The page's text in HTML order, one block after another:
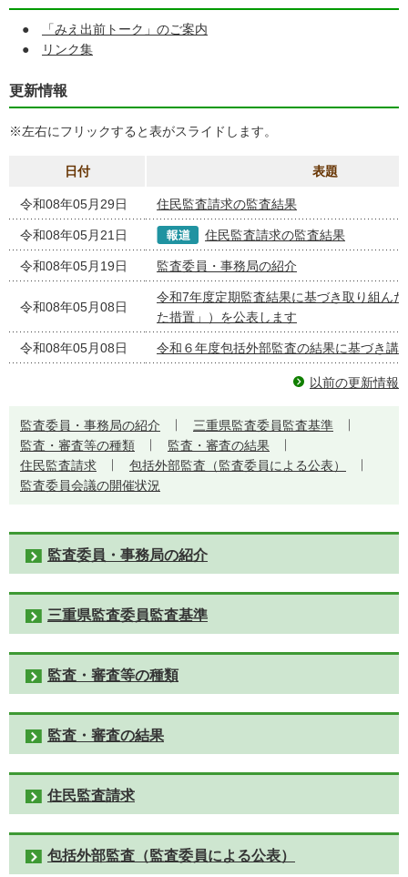
●
「みえ出前トーク」のご案内
●
リンク集
更新情報
※左右にフリックすると表がスライドします。
日付 表題
令和08年05月29日 住民監査請求の監査結果
令和08年05月21日 住民監査請求の監査結果
令和08年05月19日 監査委員・事務局の紹介
令和08年05月08日
令和7年度定期監査結果に基づき取り組ん
た措置」）を公表します
令和08年05月08日 令和６年度包括外部監査の結果に基づき講
以前の更新情報
監査委員・事務局の紹介
三重県監査委員監査基準
監査・審査等の種類
監査・審査の結果
住民監査請求
包括外部監査（監査委員による公表）
監査委員会議の開催状況
監査委員・事務局の紹介
三重県監査委員監査基準
監査・審査等の種類
監査・審査の結果
住民監査請求
包括外部監査（監査委員による公表）